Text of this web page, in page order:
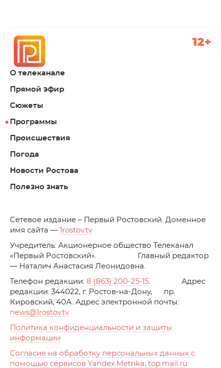
О телеканале
Прямой эфир
Сюжеты
Программы
Происшествия
Погода
Новости Ростова
Полезно знать
12+
Cетевое издание – Первый Ростовский. Доменное
имя сайта —
1rostov.tv
Учредитель: Акционерное общество Телеканал
«Первый Ростовский». Главный редактор
— Наталич Анастасия Леонидовна.
Телефон редакции: 8 (863) 200-25-15. Адрес
редакции: 344022, г. Ростов-на-Дону, пр.
Кировский, 40А. Адрес электронной почты:
news@1rostov.tv
Политика конфиденциальности и защиты
информации
Согласие на обработку персональных данных с
помощью сервисов Yandex.Metrika, top.mail.ru